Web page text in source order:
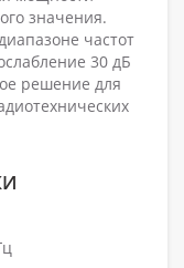
значения.
частот
30 дБ
решение для